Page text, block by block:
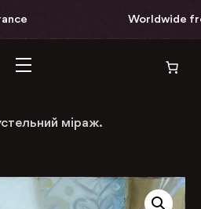
Worldwide
міраж.